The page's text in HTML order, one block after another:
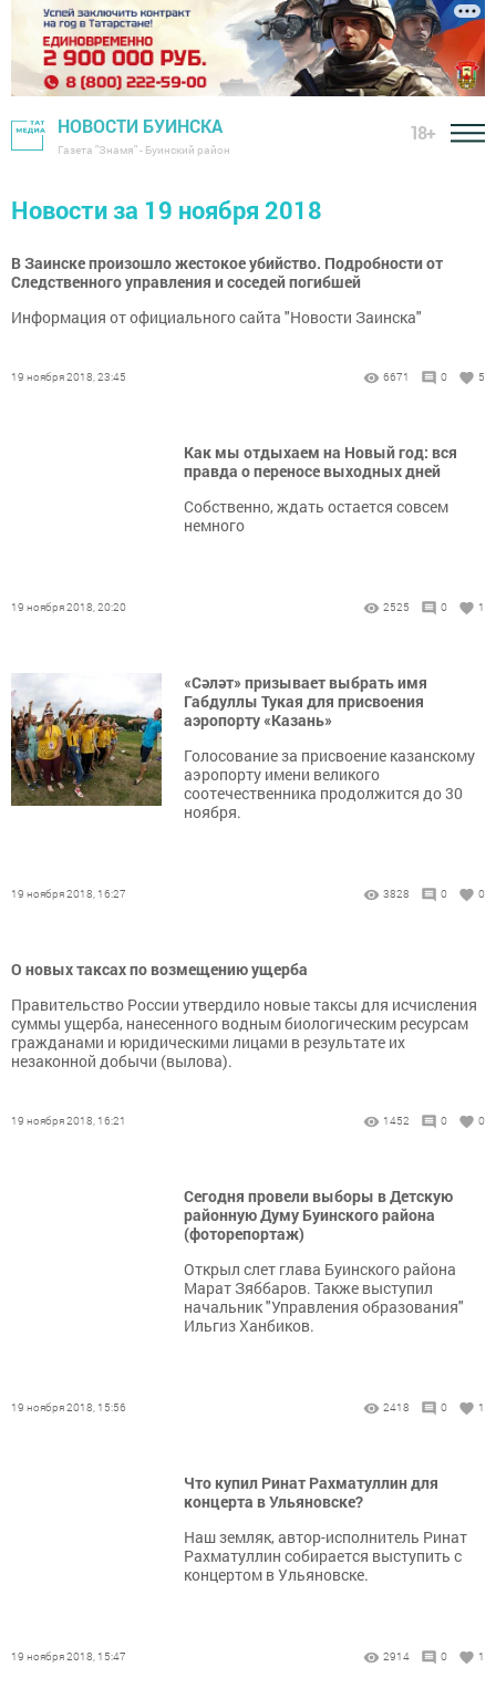
НОВОСТИ БУИНСКА
Газета "Знамя" - Буинский район
18+
Новости за 19 ноября 2018
В Заинске произошло жестокое убийство. Подробности от
Следственного управления и соседей погибшей
Информация от официального сайта "Новости Заинска"
19 ноября 2018, 23:45 6671 0 5
Как мы отдыхаем на Новый год: вся
правда о переносе выходных дней
Собственно, ждать остается совсем
немного
19 ноября 2018, 20:20 2525 0 1
«Сәләт» призывает выбрать имя
Габдуллы Тукая для присвоения
аэропорту «Казань»
Голосование за присвоение казанскому
аэропорту имени великого
соотечественника продолжится до 30
ноября.
19 ноября 2018, 16:27 3828 0 0
О новых таксах по возмещению ущерба
Правительство России утвердило новые таксы для исчисления
суммы ущерба, нанесенного водным биологическим ресурсам
гражданами и юридическими лицами в результате их
незаконной добычи (вылова).
19 ноября 2018, 16:21 1452 0 0
Сегодня провели выборы в Детскую
районную Думу Буинского района
(фоторепортаж)
Открыл слет глава Буинского района
Марат Зяббаров. Также выступил
начальник "Управления образования"
Ильгиз Ханбиков.
19 ноября 2018, 15:56 2418 0 1
Что купил Ринат Рахматуллин для
концерта в Ульяновске?
Наш земляк, автор-исполнитель Ринат
Рахматуллин собирается выступить с
концертом в Ульяновске.
19 ноября 2018, 15:47 2914 0 1